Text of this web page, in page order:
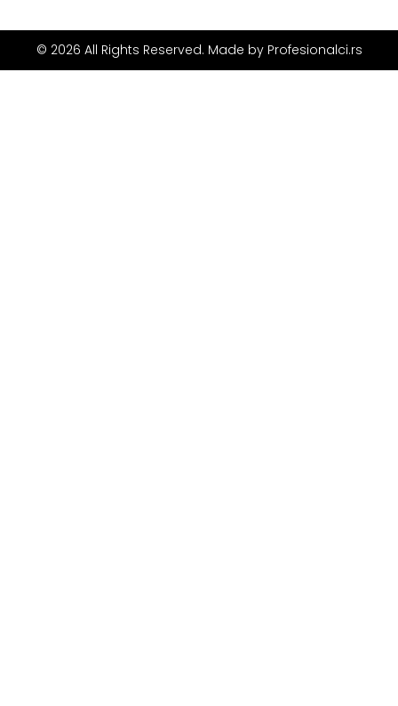
© 2026 All Rights Reserved. Made by Profesionalci.rs